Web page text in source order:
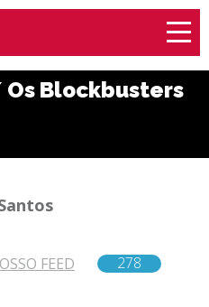
Blockbusters
FEED 278